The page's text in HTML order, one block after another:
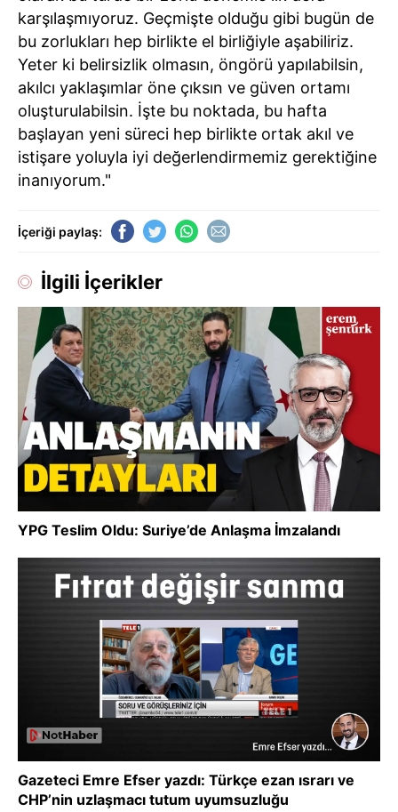
karşılaşmıyoruz. Geçmişte olduğu gibi bugün de
bu zorlukları hep birlikte el birliğiyle aşabiliriz.
Yeter ki belirsizlik olmasın, öngörü yapılabilsin,
akılcı yaklaşımlar öne çıksın ve güven ortamı
oluşturulabilsin. İşte bu noktada, bu hafta
başlayan yeni süreci hep birlikte ortak akıl ve
istişare yoluyla iyi değerlendirmemiz gerektiğine
inanıyorum."
İçeriği paylaş:
İlgili İçerikler
YPG Teslim Oldu: Suriye’de Anlaşma İmzalandı
Gazeteci Emre Efser yazdı: Türkçe ezan ısrarı ve
CHP’nin uzlaşmacı tutum uyumsuzluğu